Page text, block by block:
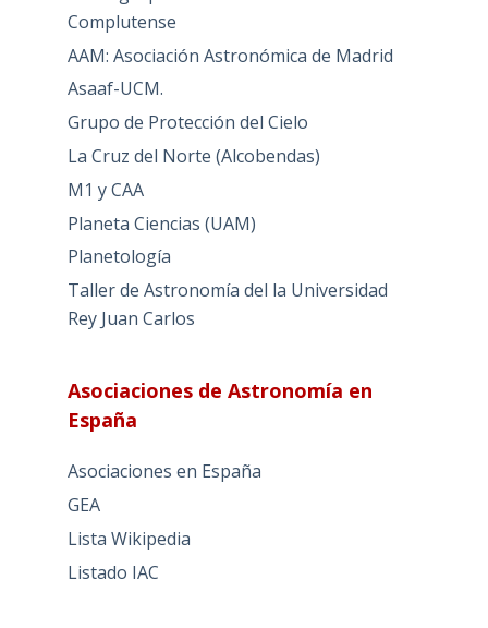
Complutense
AAM: Asociación Astronómica de Madrid
Asaaf-UCM.
Grupo de Protección del Cielo
La Cruz del Norte (Alcobendas)
M1 y CAA
Planeta Ciencias (UAM)
Planetología
Taller de Astronomía del la Universidad
Rey Juan Carlos
Asociaciones de Astronomía en
España
Asociaciones en España
GEA
Lista Wikipedia
Listado IAC